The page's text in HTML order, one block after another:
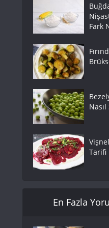
Fark
Nasıl
Tarifi
En Fazla